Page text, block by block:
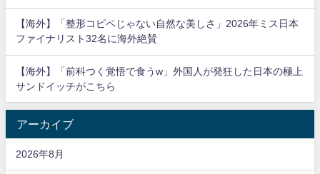
【海外】「整形コピペじゃない自然な美しさ」2026年ミス日本
ファイナリスト32名に海外絶賛
【海外】「前科つく覚悟で食うw」外国人が発狂した日本の極上
サンドイッチがこちら
アーカイブ
2026年8月